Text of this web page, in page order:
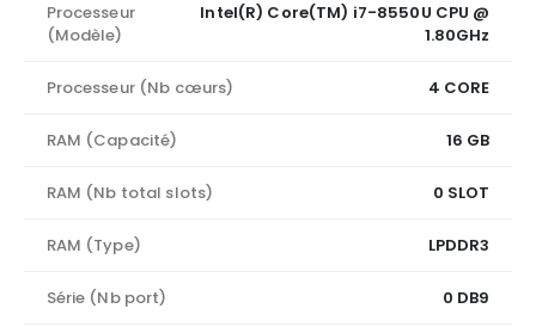
Processeur
(Modèle)
Intel(R) Core(TM) i7-8550U CPU @
1.80GHz
Processeur (Nb cœurs) 4 CORE
RAM (Capacité) 16 GB
RAM (Nb total slots) 0 SLOT
RAM (Type) LPDDR3
Série (Nb port) 0 DB9